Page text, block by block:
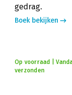
gedrag.
Boek bekijken
Op voorraad |
verzonden